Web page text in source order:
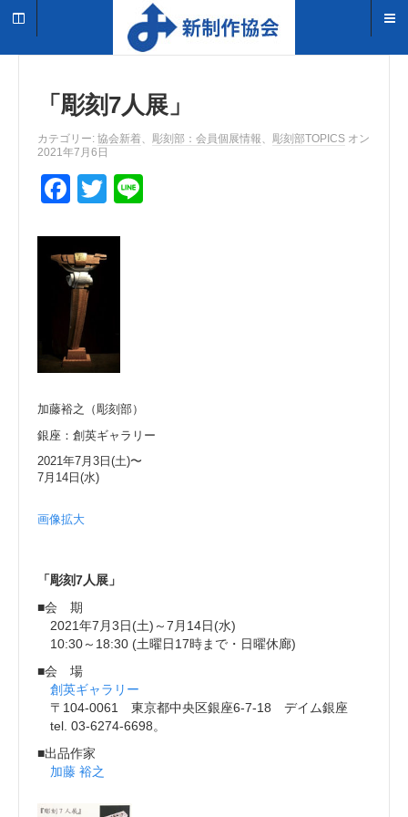
「彫刻7人展」
カテゴリー: 協会新着、 彫刻部：会員個展情報、 彫刻部TOPICS オン
2021年7月6日
F
c
e
b
o
o
T
tt
加藤裕之（彫刻部）
銀座：創英ギャラリー
2021年7月3日(土)〜
7月14日(水)
画像拡大
「彫刻7人展」
■会 期
2021年7月3日(土)～7月14日(水)
10:30～18:30 (土曜日17時まで・日曜休廊)
■会 場
創英ギャラリー
〒104-0061 東京都中央区銀座6-7-18 デイム銀座
tel. 03-6274-6698。
■出品作家
加藤 裕之